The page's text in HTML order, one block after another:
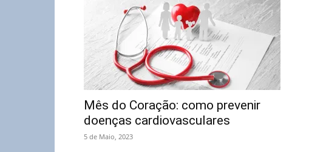
Mês do Coração: como prevenir
doenças cardiovasculares
5 de Maio, 2023